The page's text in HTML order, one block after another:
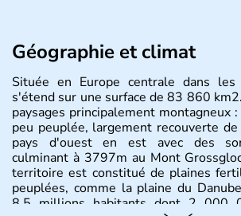
Géographie et climat
Située en Europe centrale dans
s'étend sur une surface de 83 860
paysages principalement montagneux
peu peuplée, largement recouverte
pays d'ouest en est avec des
culminant à 3797m au Mont
territoire est constitué de plaines
peuplées, comme la plaine du
8.5 millions habitants dont 2 000